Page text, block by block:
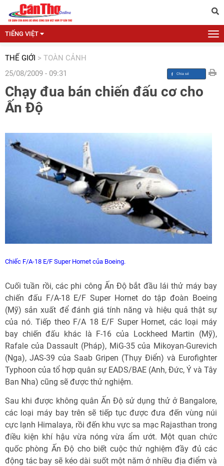
TIẾNG VIỆT
THẾ GIỚI > TOÀN CẢNH
25/08/2009 - 09:31
Chạy đua bán chiến đấu cơ cho
Ấn Độ
Chiếc F/A-18 E/F Super Hornet của Boeing.
Cuối tuần rồi, các phi công Ấn Độ bắt đầu lái thử máy bay
chiến đấu F/A-18 E/F Super Hornet do tập đoàn Boeing
(Mỹ) sản xuất để đánh giá tính năng và hiệu quả thật sự
của nó. Tiếp theo F/A 18 E/F Super Hornet, các loại máy
bay chiến đấu khác là F-16 của Lockheed Martin (Mỹ),
Rafale của Dassault (Pháp), MiG-35 của Mikoyan-Gurevich
(Nga), JAS-39 của Saab Gripen (Thụy Điển) và Eurofighter
Typhoon của tổ hợp quân sự EADS/BAE (Anh, Đức, Ý và Tây
Ban Nha) cũng sẽ được thử nghiệm.
Sau khi được không quân Ấn Độ sử dụng thử ở Bangalore,
các loại máy bay trên sẽ tiếp tục được đưa đến vùng núi
cực lạnh Himalaya, rồi đến khu vực sa mạc Rajasthan trong
điều kiện khí hậu vừa nóng vừa ẩm ướt. Một quan chức
quốc phòng Ấn Độ cho biết cuộc thử nghiệm đầy đủ các
động tác bay sẽ kéo dài suốt một năm ở nhiều địa điểm và